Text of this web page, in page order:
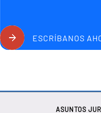
ESCRÍBANOS
ASUNTOS